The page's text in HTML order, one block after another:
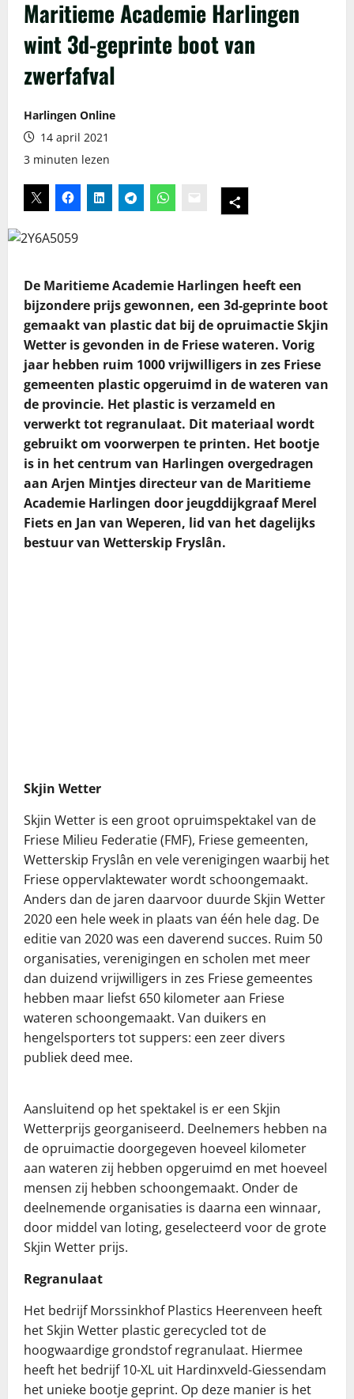
Maritieme Academie Harlingen
wint 3d-geprinte boot van
zwerfafval
Harlingen Online
14 april 2021
3 minuten lezen
De Maritieme Academie Harlingen heeft een
bijzondere prijs gewonnen, een 3d-geprinte boot
gemaakt van plastic dat bij de opruimactie Skjin
Wetter is gevonden in de Friese wateren. Vorig
jaar hebben ruim 1000 vrijwilligers in zes Friese
gemeenten plastic opgeruimd in de wateren van
de provincie. Het plastic is verzameld en
verwerkt tot regranulaat. Dit materiaal wordt
gebruikt om voorwerpen te printen. Het bootje
is in het centrum van Harlingen overgedragen
aan Arjen Mintjes directeur van de Maritieme
Academie Harlingen door jeugddijkgraaf Merel
Fiets en Jan van Weperen, lid van het dagelijks
bestuur van Wetterskip Fryslân.
Skjin Wetter
Skjin Wetter is een groot opruimspektakel van de
Friese Milieu Federatie (FMF), Friese gemeenten,
Wetterskip Fryslân en vele verenigingen waarbij het
Friese oppervlaktewater wordt schoongemaakt.
Anders dan de jaren daarvoor duurde Skjin Wetter
2020 een hele week in plaats van één hele dag. De
editie van 2020 was een daverend succes. Ruim 50
organisaties, verenigingen en scholen met meer
dan duizend vrijwilligers in zes Friese gemeentes
hebben maar liefst 650 kilometer aan Friese
wateren schoongemaakt. Van duikers en
hengelsporters tot suppers: een zeer divers
publiek deed mee.
Aansluitend op het spektakel is er een Skjin
Wetterprijs georganiseerd. Deelnemers hebben na
de opruimactie doorgegeven hoeveel kilometer
aan wateren zij hebben opgeruimd en met hoeveel
mensen zij hebben schoongemaakt. Onder de
deelnemende organisaties is daarna een winnaar,
door middel van loting, geselecteerd voor de grote
Skjin Wetter prijs.
Regranulaat
Het bedrijf Morssinkhof Plastics Heerenveen heeft
het Skjin Wetter plastic gerecycled tot de
hoogwaardige grondstof regranulaat. Hiermee
heeft het bedrijf 10-XL uit Hardinxveld-Giessendam
het unieke bootje geprint. Op deze manier is het